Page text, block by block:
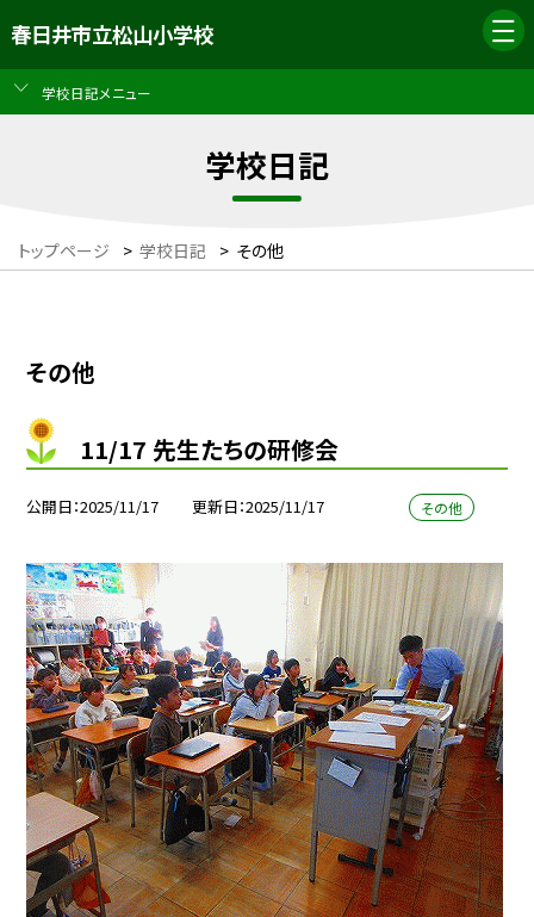
春日井市立松山小学校
学校日記メニュー
学校日記
トップページ > 学校日記 > その他
その他
11/17 先生たちの研修会
公開日 2025/11/17 更新日 2025/11/17 その他